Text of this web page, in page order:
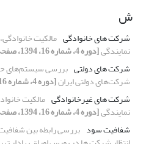
ش
شرکت های خانوادگی مالکیت
نمایندگی[دوره 4، شماره 16، 1394، صفحه 16-31]
شرکت های دولتی بررسی سیستم‌های
شرکت‌های دولتی ایران[دوره 4، شماره 16، 1394، صفحه 74-83]
شرکت های غیرخانوادگی مالکیت
نمایندگی[دوره 4، شماره 16، 1394، صفحه 16-31]
شفافیت سود بررسی رابطه بین